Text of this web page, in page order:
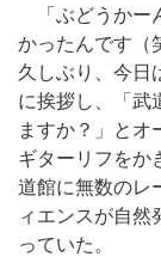
「ぶどうかー
かったんです（
久しぶり、今日
に挨拶し、「
ますか？」とオ
ギターリフをか
道館に無数のレ
ィエンスが自然
っていた。